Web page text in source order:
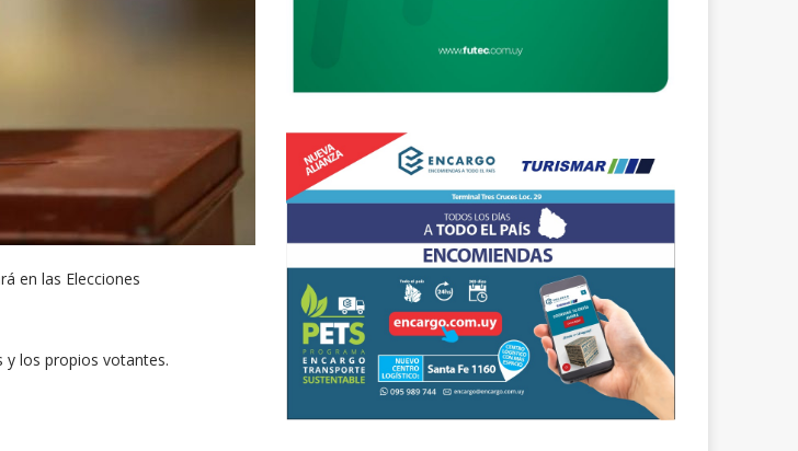
en las Elecciones
y los propios votantes.